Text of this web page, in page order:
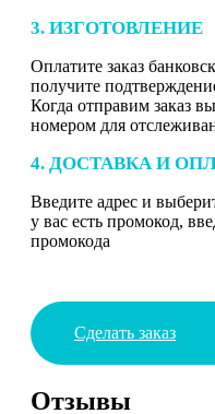
3. ИЗГОТОВЛЕНИЕ
Оплатите заказ
получите
Когда отправим заказ
номером для
4. ДОСТАВКА И
Введите адрес и
у вас есть промокод,
промокода
Сделать заказ
Отзывы